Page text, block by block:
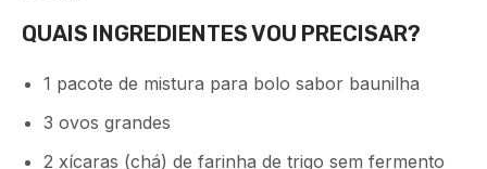
QUAIS INGREDIENTES VOU PRECISAR?
1 pacote de mistura para bolo sabor baunilha
3 ovos grandes
2 xícaras (chá) de farinha de trigo sem fermento